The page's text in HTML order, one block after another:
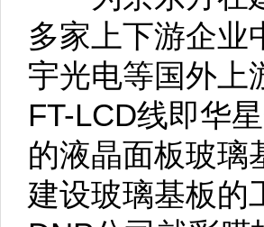
多家上下游企业
宇光电等国外上
FT-LCD线即华
的液晶面板玻璃
建设玻璃基板的